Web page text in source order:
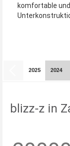
komfortable
2025 2024
blizz-z in